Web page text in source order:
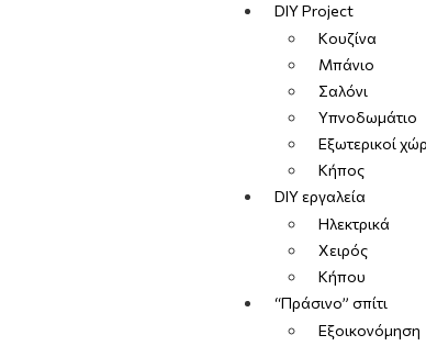
DIY Project
Κουζίνα
Μπάνιο
Σαλόνι
Υπνοδωμάτιο
Εξωτερικοί
Κήπος
DIY εργαλεία
Ηλεκτρικά
Χειρός
Κήπου
“Πράσινο” σπίτι
Εξοικονόμηση